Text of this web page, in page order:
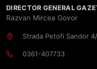
DIRECTOR GENERAL
Razvan Mircea Govor
Strada Petofi Sandor
0361-407733